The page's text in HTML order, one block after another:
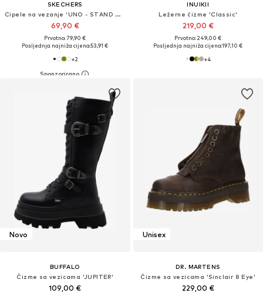
SKECHERS
Cipele na vezanje 'UNO - STAND ON AIR'
69,90 €
Prvotno: 79,90 €
Posljednja najniža cijena:53,91 €
+2
INUIKII
Ležerne čizme 'Classic'
219,00 €
Prvotno: 249,00 €
Posljednja najniža cijena:197,10 €
+4
Novo
BUFFALO
Čizme sa vezicama 'JUPITER'
109,00 €
Unisex
DR. MARTENS
Čizme sa vezicama 'Sinclair 8 Eye'
229,00 €